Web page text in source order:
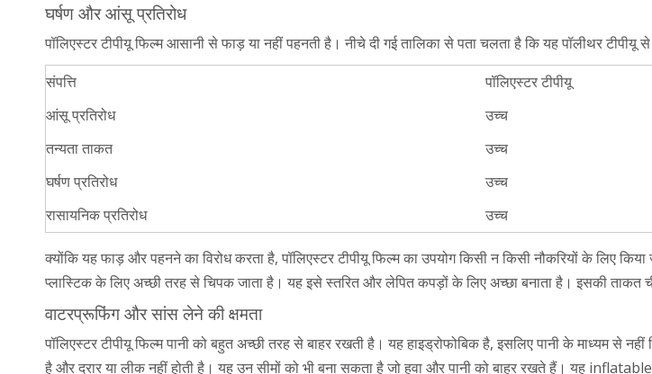
घर्षण और आंसू प्रतिरोध
पॉलिएस्टर टीपीयू फिल्म आसानी से फाड़ या नहीं पहनती है। नीचे दी गई तालिका से पता चलता है कि यह पॉलीथर
संपत्ति
पॉलिएस्टर टीपीयू
आंसू प्रतिरोध
उच्च
तन्यता ताकत
उच्च
घर्षण प्रतिरोध
उच्च
रासायनिक प्रतिरोध
उच्च
क्योंकि यह फाड़ और पहनने का विरोध करता है, पॉलिएस्टर टीपीयू फिल्म का उपयोग किसी न किसी नौकरियों के लिए
प्लास्टिक के लिए अच्छी तरह से चिपक जाता है। यह इसे स्तरित और लेपित कपड़ों के लिए अच्छा बनाता है। इसकी
वाटरप्रूफिंग और सांस लेने की क्षमता
पॉलिएस्टर टीपीयू फिल्म पानी को बहुत अच्छी तरह से बाहर रखती है। यह हाइड्रोफोबिक है, इसलिए पानी के माध्यम
है और दरार या लीक नहीं होती है। यह उन सीमों को भी बना सकता है जो हवा और पानी को बाहर रखते हैं। यह